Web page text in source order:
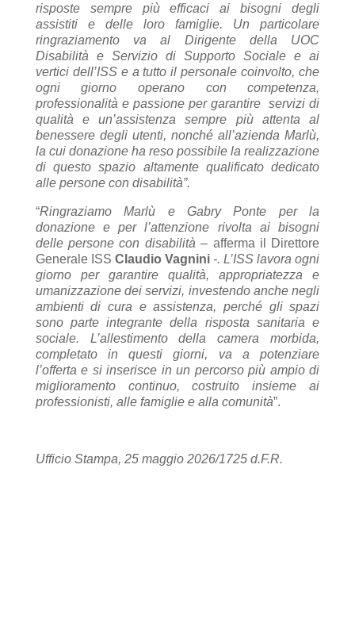
risposte sempre più efficaci ai bisogni degli
assistiti e delle loro famiglie. Un particolare
ringraziamento va al Dirigente della UOC
Disabilità e Servizio di Supporto Sociale e ai
vertici dell’ISS e a tutto il personale coinvolto, che
ogni giorno operano con competenza,
professionalità e passione per garantire servizi di
qualità e un’assistenza sempre più attenta al
benessere degli utenti, nonché all’azienda Marlù,
la cui donazione ha reso possibile la realizzazione
di questo spazio altamente qualificato dedicato
alle persone con disabilità”.
“Ringraziamo Marlù e Gabry Ponte per la
donazione e per l’attenzione rivolta ai bisogni
delle persone con disabilità– afferma il Direttore
Generale ISS Claudio Vagnini -. L’ISS lavora ogni
giorno per garantire qualità, appropriatezza e
umanizzazione dei servizi, investendo anche negli
ambienti di cura e assistenza, perché gli spazi
sono parte integrante della risposta sanitaria e
sociale. L’allestimento della camera morbida,
completato in questi giorni, va a potenziare
l’offerta e si inserisce in un percorso più ampio di
miglioramento continuo, costruito insieme ai
professionisti, alle famiglie e alla comunità”.
Ufficio Stampa, 25 maggio 2026/1725 d.F.R.